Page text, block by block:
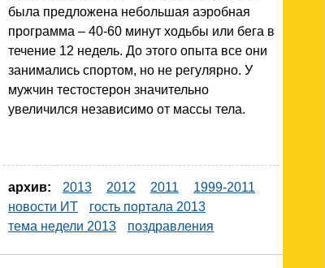
была предложена небольшая аэробная
программа – 40-60 минут ходьбы или бега в
течение 12 недель. До этого опыта все они
занимались спортом, но не регулярно. У
мужчин тестостерон значительно
увеличился независимо от массы тела.
архив: 2013 2012 2011
1999-2011
новости ИТ
гость портала 2013
тема недели 2013
поздравления